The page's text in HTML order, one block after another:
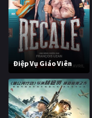
Điệp Vụ Giáo Viên